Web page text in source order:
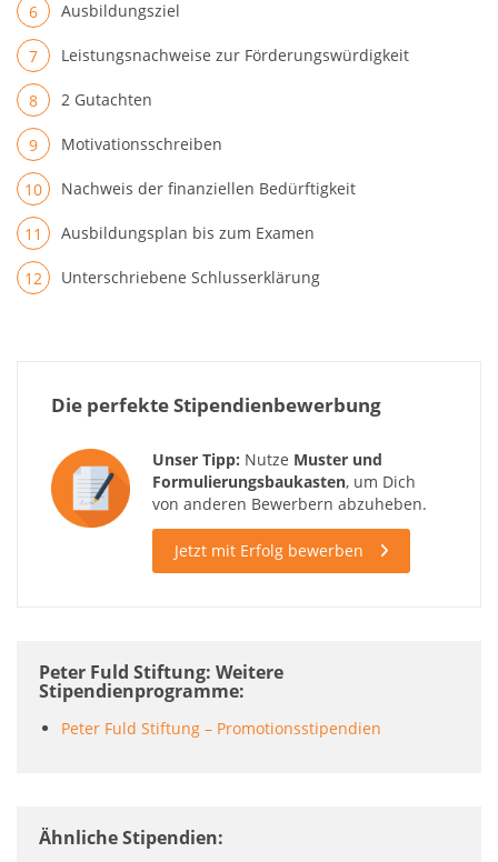
Ausbildungsziel
Leistungsnachweise zur Förderungswürdigkeit
2 Gutachten
Motivationsschreiben
Nachweis der finanziellen Bedürftigkeit
Ausbildungsplan bis zum Examen
Unterschriebene Schlusserklärung
Die perfekte Stipendienbewerbung
Unser Tipp: Nutze Muster und
Formulierungsbaukasten, um Dich
von anderen Bewerbern abzuheben.
Jetzt mit Erfolg bewerben
Peter Fuld Stiftung: Weitere
Stipendienprogramme
Peter Fuld Stiftung – Promotionsstipendien
Ähnliche Stipendien